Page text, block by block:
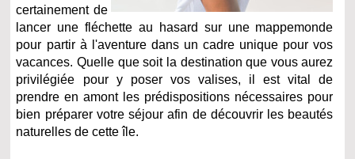
certainement de
lancer une fléchette au hasard sur une mappemonde
pour partir à l'aventure dans un cadre unique pour vos
vacances. Quelle que soit la destination que vous aurez
privilégiée pour y poser vos valises, il est vital de
prendre en amont les prédispositions nécessaires pour
bien préparer votre séjour afin de découvrir les beautés
naturelles de cette île.